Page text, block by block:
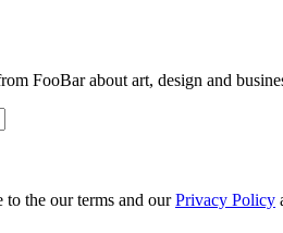
FooBar about art, design and
the our terms and ourPrivacy Policy